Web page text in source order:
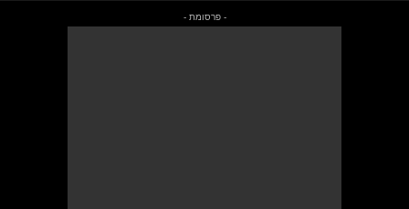
- פרסומת -